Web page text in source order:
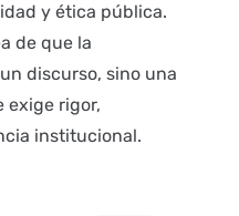
y ética pública.
de que la
discurso, sino una
exige rigor,
institucional.